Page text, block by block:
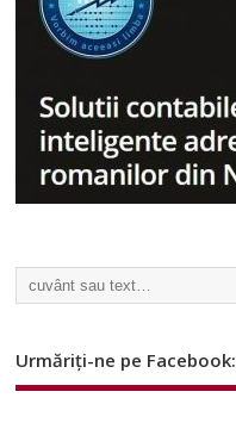
Urmăriți-ne pe Facebook: